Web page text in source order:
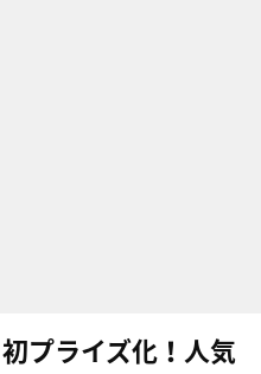
プライズ化！人気